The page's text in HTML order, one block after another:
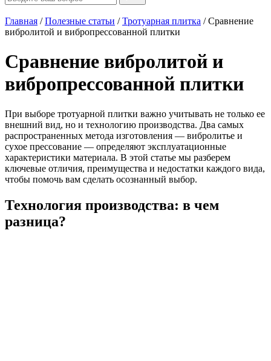
Главная / Полезные статьи / Тротуарная плитка / Сравнение
вибролитой и вибропрессованной плитки
Сравнение вибролитой и
вибропрессованной плитки
При выборе тротуарной плитки важно учитывать не только ее
внешний вид, но и технологию производства. Два самых
распространенных метода изготовления — вибролитье и
сухое прессование — определяют эксплуатационные
характеристики материала. В этой статье мы разберем
ключевые отличия, преимущества и недостатки каждого вида,
чтобы помочь вам сделать осознанный выбор.
Технология производства: в чем
разница?